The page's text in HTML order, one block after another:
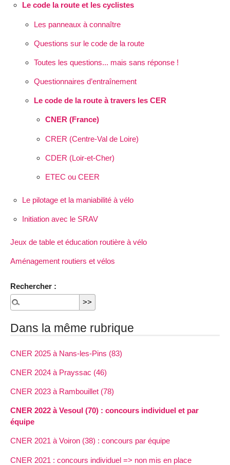
Le code la route et les cyclistes
Les panneaux à connaître
Questions sur le code de la route
Toutes les questions... mais sans réponse !
Questionnaires d’entraînement
Le code de la route à travers les CER
CNER (France)
CRER (Centre-Val de Loire)
CDER (Loir-et-Cher)
ETEC ou CEER
Le pilotage et la maniabilité à vélo
Initiation avec le SRAV
Jeux de table et éducation routière à vélo
Aménagement routiers et vélos
Rechercher :
Dans la même rubrique
CNER 2025 à Nans-les-Pins (83)
CNER 2024 à Prayssac (46)
CNER 2023 à Rambouillet (78)
CNER 2022 à Vesoul (70) : concours individuel et par
équipe
CNER 2021 à Voiron (38) : concours par équipe
CNER 2021 : concours individuel => non mis en place